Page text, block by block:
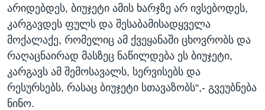
არიდებდეს, ბიუჯეტი ამის ხარჯზე არ ივსებოდეს,
კარგავდეს ფულს და შესაბამისადყველა
მოქალაქე, რომელიც ამ ქვეყანაში ცხოვრობს და
რაღაცნაირად მასზეც ნაწილდება ეს ბიუჯეტი,
კარგავს ამ შემოსავალს, სერვისებს და
რესურსებს, რასაც ბიუჯეტი სთავაზობს“,- გვეუბნება
ნინო.